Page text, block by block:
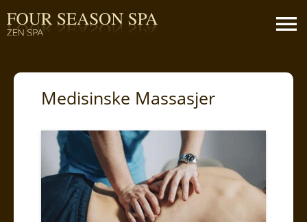
Medisinske Massasjer